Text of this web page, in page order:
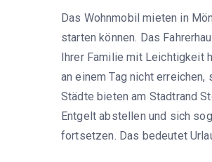
Das Wohnmobil mieten in
starten können. Das
Ihrer Familie mit Leichtigkeit
an einem Tag nicht
Städte bieten am Stadtrand
Entgelt abstellen und sich
fortsetzen. Das bedeutet